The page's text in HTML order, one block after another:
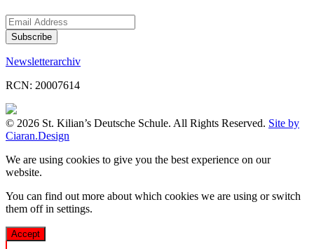
Newsletterarchiv
RCN: 20007614
© 2026 St. Kilian’s Deutsche Schule. All Rights Reserved. Site by
Ciaran.Design
We are using cookies to give you the best experience on our
website.
You can find out more about which cookies we are using or switch
them off in settings.
Accept